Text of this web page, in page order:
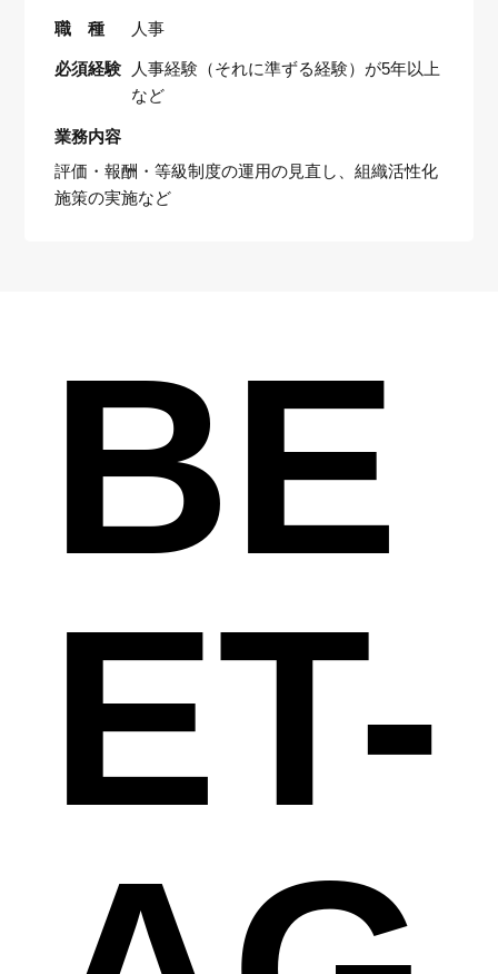
職 種 人事
必須経験
人事経験（それに準ずる経験）が5年以上
など
業務内容
評価・報酬・等級制度の運用の見直し、組織活性化
施策の実施など
BE
ET-